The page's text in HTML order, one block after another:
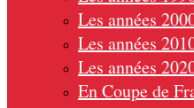
Les années
Les années
Les années
En Coupe de